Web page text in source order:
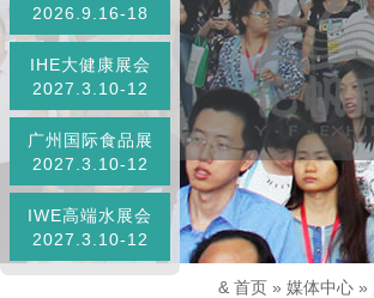
2026.9.16-18
IHE大健康展会
2027.3.10-12
广州国际食品展
2027.3.10-12
IWE高端水展会
2027.3.10-12
& 首页 » 媒体中心 »